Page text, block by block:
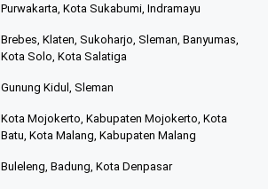
Purwakarta, Kota Sukabumi, Indramayu
Brebes, Klaten, Sukoharjo, Sleman, Banyumas,
Kota Solo, Kota Salatiga
Gunung Kidul, Sleman
Kota Mojokerto, Kabupaten Mojokerto, Kota
Batu, Kota Malang, Kabupaten Malang
Buleleng, Badung, Kota Denpasar